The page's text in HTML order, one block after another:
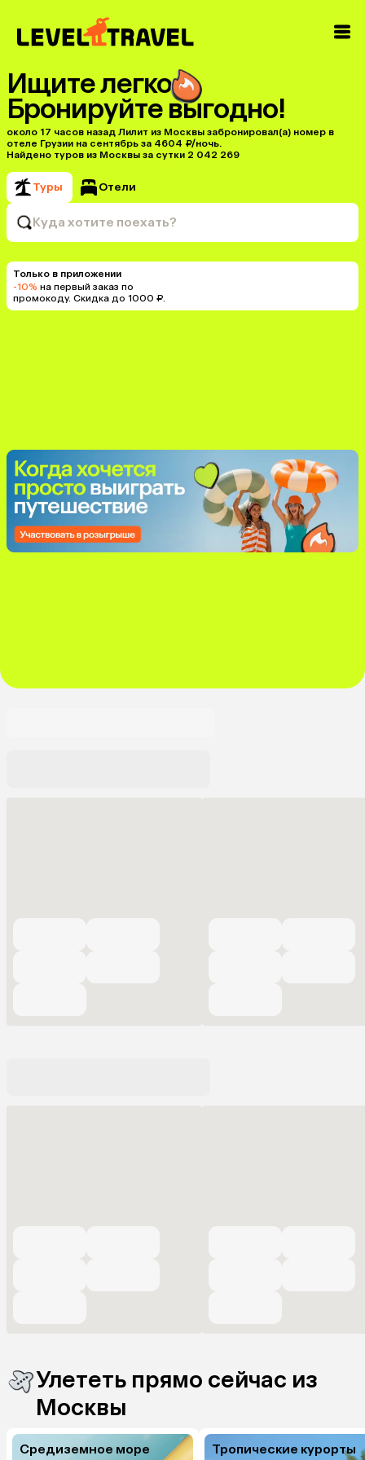
Ищите легко
Бронируйте выгодно!
около 17 часов назад Лилит из Москвы забронировал(а) номер в
отеле Грузии на сентябрь за 4604 ₽/ночь.
Найдено туров из Москвы за сутки 2 042 269
Туры Отели
Куда хотите поехать?
Только в приложении
-10% на первый заказ по
промокоду. Скидка до 1000 ₽.
Улететь прямо сейчас из
Москвы
Средиземное море Тропические курорты